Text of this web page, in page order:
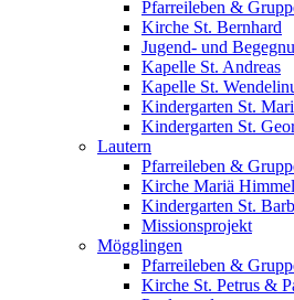
Pfarreileben &
Kirche St. Bernhard
Jugend- und
Kapelle St. Andreas
Kapelle St.
Kindergarten St.
Kindergarten St.
Lautern
Pfarreileben &
Kirche Mariä
Kindergarten St.
Missionsprojekt
Mögglingen
Pfarreileben &
Kirche St. Petrus &